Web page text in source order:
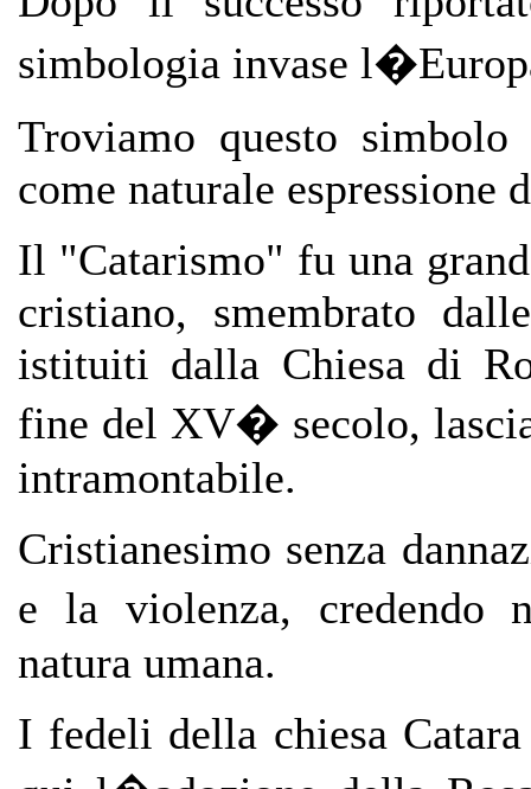
simbologia invase
Troviamo questo
come naturale espressione
Il "Catarismo" fu una
cristiano, smembrato
istituiti dalla Chiesa di
fine del XV� secolo,
intramontabile.
Cristianesimo senza
e la violenza, credendo
natura umana.
I fedeli della chiesa